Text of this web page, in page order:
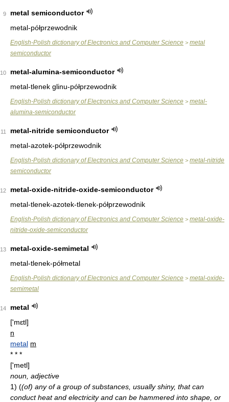
9
metal semiconductor
metal-półprzewodnik
English-Polish dictionary of Electronics and Computer Science > metal
semiconductor
10
metal-alumina-semiconductor
metal-tlenek glinu-półprzewodnik
English-Polish dictionary of Electronics and Computer Science > metal-
alumina-semiconductor
11
metal-nitride semiconductor
metal-azotek-półprzewodnik
English-Polish dictionary of Electronics and Computer Science > metal-nitride
semiconductor
12
metal-oxide-nitride-oxide-semiconductor
metal-tlenek-azotek-tlenek-półprzewodnik
English-Polish dictionary of Electronics and Computer Science > metal-oxide-
nitride-oxide-semiconductor
13
metal-oxide-semimetal
metal-tlenek-półmetal
English-Polish dictionary of Electronics and Computer Science > metal-oxide-
semimetal
14
metal
['mɛtl]
n
metal m
* * *
['metl]
noun, adjective
1) ((of) any of a group of substances, usually shiny, that can
conduct heat and electricity and can be hammered into shape, or